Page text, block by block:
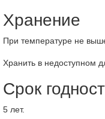
Хранение
При температуре не
Хранить в недоступном
Срок
5 лет.